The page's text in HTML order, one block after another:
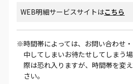
WEB明細サービスサイトはこちら
時間帯によっては、お問い合わせ
中してしまいお待たせしてしまう
際は恐れ入りますが、時間帯を変
さい。